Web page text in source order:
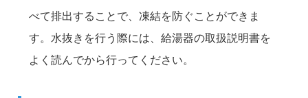
べて排出することで、凍結を防ぐことができま
す。水抜きを行う際には、給湯器の取扱説明書を
よく読んでから行ってください。